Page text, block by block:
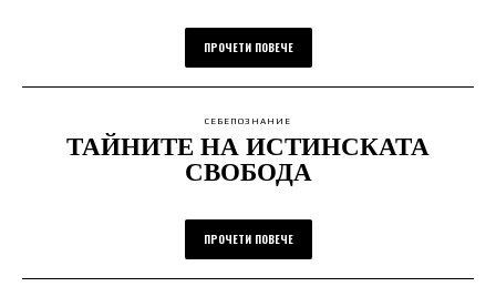
ПРОЧЕТИ ПОВЕЧЕ
СЕБЕПОЗНАНИЕ
ТАЙНИТЕ НА ИСТИНСКАТА
СВОБОДА
ПРОЧЕТИ ПОВЕЧЕ